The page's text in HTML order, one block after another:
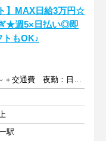
】MAX日給3万円☆
★週5×日払い◎即
トもOK♪
日勤：日給2万4000円～＋交通費 夜勤：日給3万円～＋交通費
駅